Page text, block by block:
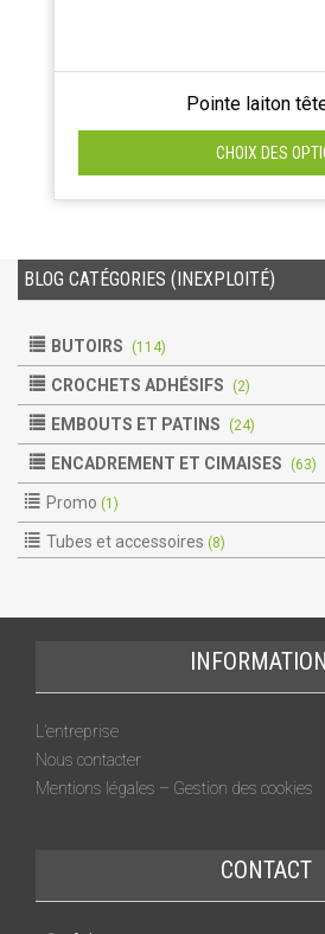
Pointe laiton
CHOIX DES
BLOG CATÉGORIES (INEXPLOITÉ)
BUTOIRS (114)
CROCHETS ADHÉSIFS (2)
EMBOUTS ET PATINS (24)
ENCADREMENT ET CIMAISES (63)
Promo (1)
Tubes et accessoires (8)
L’entreprise
Nous contacter
Mentions légales – Gestion des cookies
CONTACT